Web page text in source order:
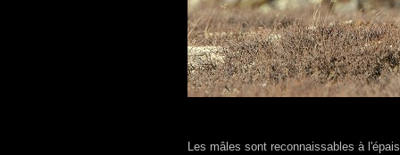
Les mâles sont reconnaissables à